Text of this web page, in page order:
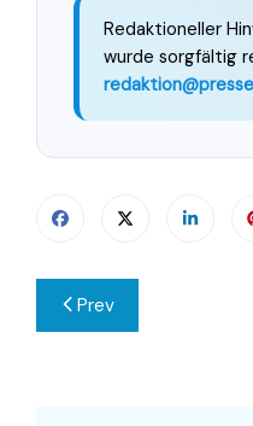
Redaktioneller
wurde sorgfältig
Prev